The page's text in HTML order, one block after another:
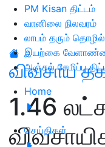
PM Kisan திட்டம்
வானிலை நிலவரம்
லாபம் தரும் தொழில்
இயற்கை
அஞ்சல் சேமிப்பு
Home
செய்திகள்
விவசாய
1.46